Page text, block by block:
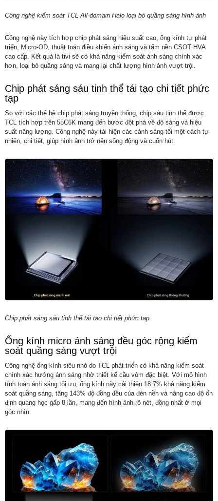
Công nghệ kiểm soát TCL All-domain Halo loại bỏ quầng sáng hình ảnh
Công nghệ này tích hợp chip phát sáng hiệu suất cao, ống kính tự phát
triển, Micro-OD, thuật toán điều khiển ánh sáng và tấm nền CSOT HVA
cao cấp. Kết quả là tivi sẽ có khả năng kiểm soát ánh sáng chính xác
hơn, loại bỏ quầng sáng và mang lại chất lượng hình ảnh vượt trội.
Chip phát sáng sáu tinh thể tái tạo chi tiết phức
tạp
So với các thế hệ chip phát sáng truyền thống, chip sáu tinh thể được
TCL tích hợp trên 55C6K mang đến bước đột phá về độ sáng và hiệu
suất năng lượng. Công nghệ này tái hiện các cảnh sáng tối một cách tự
nhiên, chi tiết, giúp hình ảnh trở nên sống động và cuốn hút.
Chip phát sáng sáu tinh thể tái tạo chi tiết phức tạp
Ống kính micro ánh sáng đều góc rộng kiểm
soát quầng sáng vượt trội
Công nghệ ống kính siêu nhỏ do TCL phát triển có khả năng kiểm soát
chính xác hướng ánh sáng nhờ thiết kế cầu vòm đặc biệt. Với mô hình
tính toán ánh sáng tối ưu, ống kính này cải thiện 18.7% khả năng kiểm
soát quầng sáng, tăng 143% độ đồng đều của đèn nền và nâng cao độ ổn
định quang học gấp 8 lần, mang đến hình ảnh rõ nét, đồng nhất ở mọi
góc nhìn.